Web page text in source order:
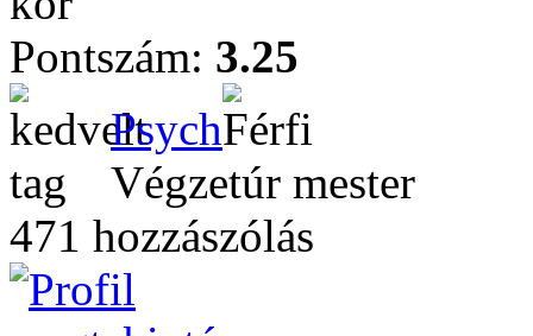
Pontszám: 3.25
Psych
Végzetúr mester
471 hozzászólás